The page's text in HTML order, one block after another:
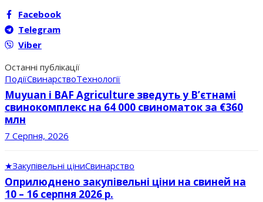
Facebook
Telegram
Viber
Останні публікації
ПодіїСвинарствоТехнології
Muyuan і BAF Agriculture зведуть у В’єтнамі
свинокомплекс на 64 000 свиноматок за €360
млн
7 Серпня, 2026
★Закупівельні ціниСвинарство
Оприлюднено закупівельні ціни на свиней на
10 – 16 серпня 2026 р.